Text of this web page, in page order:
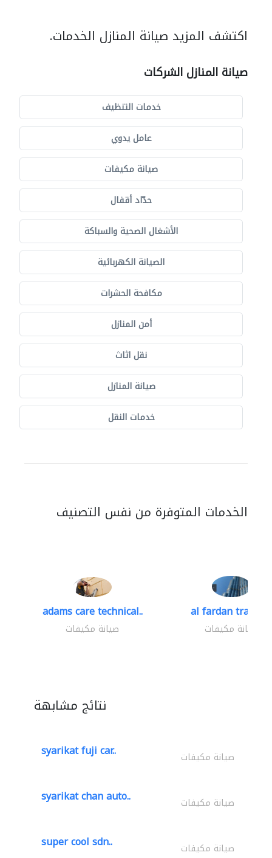
اكتشف المزيد صيانة المنازل الخدمات.
صيانة المنازل الشركات
خدمات التنظيف
عامل يدوي
صيانة مكيفات
حدّاد أقفال
الأشغال الصحية والسباكة
الصيانة الكهربائية
مكافحة الحشرات
أمن المنازل
نقل اثاث
صيانة المنازل
خدمات النقل
الخدمات المتوفرة من نفس التصنيف
adams care technical..
صيانة مكيفات
al fardan trading..
صيانة مكيفات
نتائج مشابهة
syarikat fuji car.. صيانة مكيفات
syarikat chan auto.. صيانة مكيفات
super cool sdn.. صيانة مكيفات